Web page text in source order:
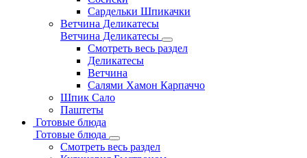
Сардельки Шпикачки
Ветчина Деликатесы
Ветчина Деликатесы
Смотреть весь раздел
Деликатесы
Ветчина
Салями Хамон Карпаччо
Шпик Сало
Паштеты
Готовые блюда
Готовые блюда
Смотреть весь раздел